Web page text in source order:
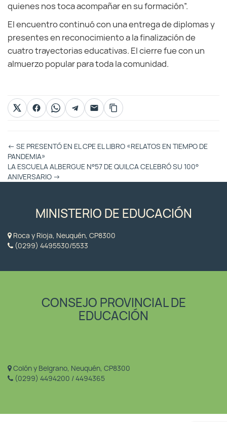
quienes nos toca acompañar en su formación”.
El encuentro continuó con una entrega de diplomas y
presentes en reconocimiento a la finalización de
cuatro trayectorias educativas. El cierre fue con un
almuerzo popular para toda la comunidad.
Otras
Entradas
← SE PRESENTÓ EN EL CPE EL LIBRO «RELATOS EN TIEMPO DE
PANDEMIA»
LA ESCUELA ALBERGUE N°57 DE QUILCA CELEBRÓ SU 100°
ANIVERSARIO →
MINISTERIO DE EDUCACIÓN
Roca y Rioja, Neuquén, CP8300
(0299) 4495530/5533
CONSEJO PROVINCIAL DE
EDUCACIÓN
Colón y Belgrano, Neuquén, CP8300
(0299) 4494200 / 4494365